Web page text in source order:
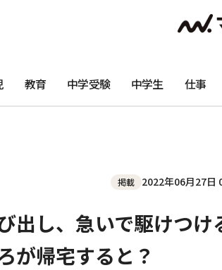
教育 中学受験 中学生 仕事
掲載 2022年06月27日
出し、急いで駆けつけ
帰宅すると？